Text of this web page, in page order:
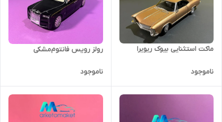
ماکت استثنایی بیوک ریویرا
ناموجود
رولز رویس فانتوم‌مشکی
ناموجود